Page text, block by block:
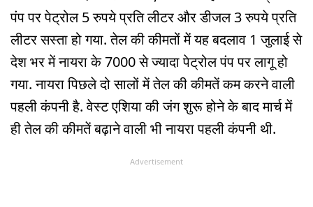
पंप पर पेट्रोल 5 रुपये प्रति लीटर और डीजल 3 रुपये प्रति
लीटर सस्ता हो गया. तेल की कीमतों में यह बदलाव 1 जुलाई से
देश भर में नायरा के 7000 से ज्यादा पेट्रोल पंप पर लागू हो
गया. नायरा पिछले दो सालों में तेल की कीमतें कम करने वाली
पहली कंपनी है. वेस्ट एशिया की जंग शुरू होने के बाद मार्च में
ही तेल की कीमतें बढ़ाने वाली भी नायरा पहली कंपनी थी.
Advertisement